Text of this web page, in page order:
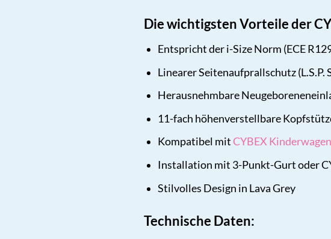
Die wichtigsten Vorteile der
Entspricht der i-Size Norm (ECE
Linearer Seitenaufprallschutz (L.S.P.
Herausnehmbare
11-fach höhenverstellbare
Kompatibel mit CYBEX Kinderwagen
Installation mit 3-Punkt-Gurt oder
Stilvolles Design in Lava Grey
Technische Daten: